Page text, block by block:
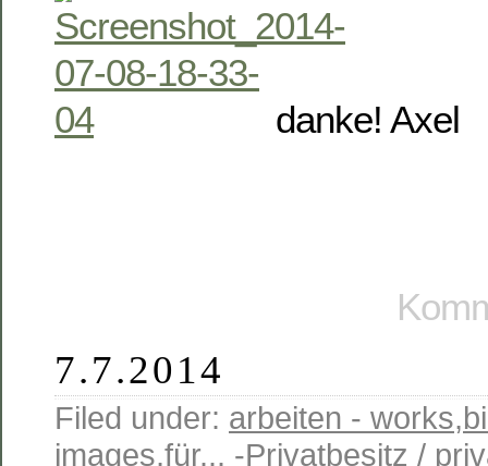
danke! Axel
7.7.2014
Filed under: arbeiten - works,
images,für... -Privatbesitz /